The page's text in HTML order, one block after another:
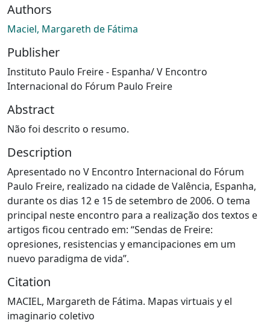
Authors
Maciel, Margareth de Fátima
Publisher
Instituto Paulo Freire - Espanha/ V Encontro
Internacional do Fórum Paulo Freire
Abstract
Não foi descrito o resumo.
Description
Apresentado no V Encontro Internacional do Fórum
Paulo Freire, realizado na cidade de Valência, Espanha,
durante os dias 12 e 15 de setembro de 2006. O tema
principal neste encontro para a realização dos textos e
artigos ficou centrado em: “Sendas de Freire:
opresiones, resistencias y emancipaciones em um
nuevo paradigma de vida”.
Citation
MACIEL, Margareth de Fátima. Mapas virtuais y el
imaginario coletivo